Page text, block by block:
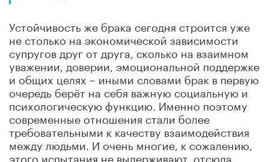
Устойчивость же брака сегодня строится уже
не столько на экономической зависимости
супругов друг от друга, сколько на взаимном
уважении, доверии, эмоциональной поддержке
и общих целях – иными словами брак в первую
очередь берёт на себя важную социальную и
психологическую функцию. Именно поэтому
современные отношения стали более
требовательными к качеству взаимодействия
между людьми. И очень многие, к сожалению,
этого испытания не выдерживают, отсюда